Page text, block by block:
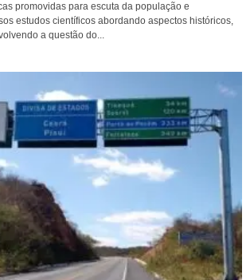
promovidas para escuta da população e
estudos científicos abordando aspectos históricos,
a questão do...